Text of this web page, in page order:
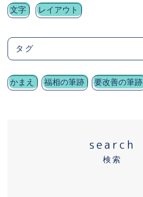
文字 レイアウト
タグ
かまえ 福相の筆跡 要改善の筆跡
search
検索